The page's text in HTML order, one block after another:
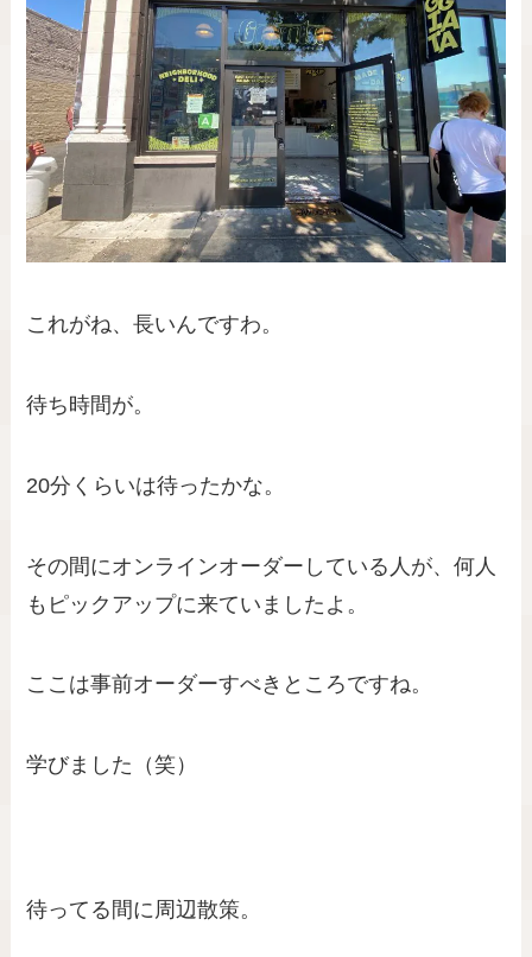
これがね、長いんですわ。
待ち時間が。
20分くらいは待ったかな。
その間にオンラインオーダーしている人が、何人
もピックアップに来ていましたよ。
ここは事前オーダーすべきところですね。
学びました（笑）
待ってる間に周辺散策。